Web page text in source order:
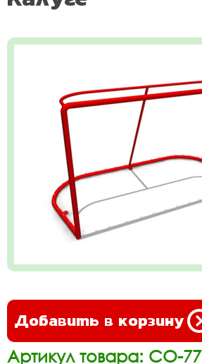
Добавить в корзину
Артикул товара: СО-77